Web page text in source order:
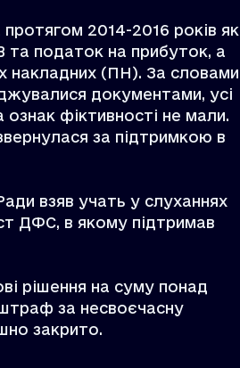
2014-2016 років як
та податок на прибуток, а
накладних (ПН). За словами
документами, усі
ознак фіктивності не мали.
за підтримкою в
взяв учать у слуханнях
ДФС, в якому підтримав
рішення на суму понад
за несвоєчасну
закрито.